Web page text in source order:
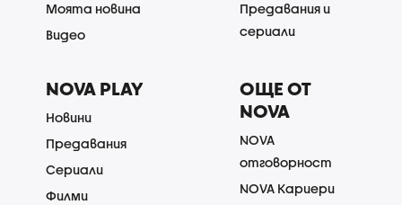
Моята новина
Видео
Предавания и
сериали
NOVA PLAY
Новини
Предавания
Сериали
Филми
ОЩЕ ОТ
NOVA
NOVA
отговорност
NOVA Кариери